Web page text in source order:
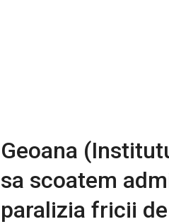
Geoana
sa scoatem
paralizia fricii